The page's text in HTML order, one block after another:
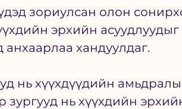
зориулсан олон
эрхийн
анхаарлаа хандуулдаг.
нь хүүхдүүдийн
зургууд нь хүүхдийн